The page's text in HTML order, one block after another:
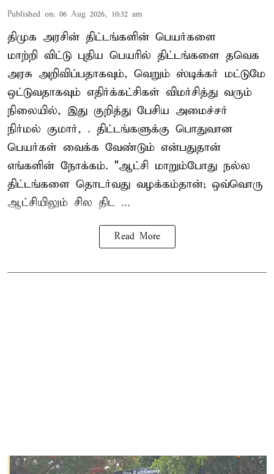
Published on: 06 Aug 2026, 10:32 am
திமுக அரசின் திட்டங்களின் பெயர்களை
மாற்றி விட்டு புதிய பெயரில் திட்டங்களை தவெக
அரசு அறிவிப்பதாகவும், வெறும் ஸ்டிக்கர் மட்டுமே
ஒட்டுவதாகவும் எதிர்க்கட்சிகள் விமர்சித்து வரும்
நிலையில், இது குறித்து பேசிய அமைச்சர்
நிர்மல் குமார், . திட்டங்களுக்கு பொதுவான
பெயர்கள் வைக்க வேண்டும் என்பதுதான்
எங்களின் நோக்கம். "ஆட்சி மாறும்போது நல்ல
திட்டங்களை தொடர்வது வழக்கம்தான்; ஒவ்வொரு
ஆட்சியிலும் சில திட ...
Read More